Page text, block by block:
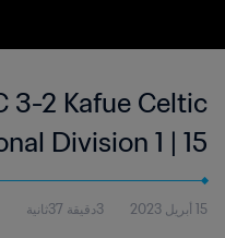
3-2 Kafue Celtic
Division 1 | 15
Apr 2023
15 أبريل 2023 3دقيقة 37ثانية